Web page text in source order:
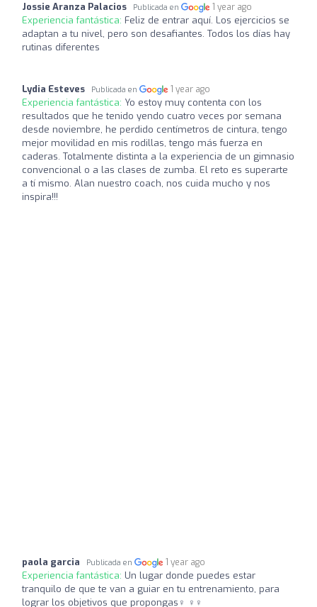
Jossie Aranza Palacios Publicada en 1 year ago
Experiencia fantástica: Feliz de entrar aquí. Los ejercicios se
adaptan a tu nivel, pero son desafiantes. Todos los días hay
rutinas diferentes
Lydia Esteves Publicada en 1 year ago
Experiencia fantástica: Yo estoy muy contenta con los
resultados que he tenido yendo cuatro veces por semana
desde noviembre, he perdido centímetros de cintura, tengo
mejor movilidad en mis rodillas, tengo más fuerza en
caderas. Totalmente distinta a la experiencia de un gimnasio
convencional o a las clases de zumba. El reto es superarte
a tí mismo. Alan nuestro coach, nos cuida mucho y nos
inspira!!!
paola garcia Publicada en 1 year ago
Experiencia fantástica: Un lugar donde puedes estar
tranquilo de que te van a guiar en tu entrenamiento, para
lograr los objetivos que propongas‍♀️ ‍♀️‍♀️